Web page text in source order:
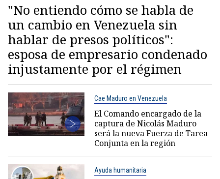
"No entiendo cómo se habla de
un cambio en Venezuela sin
hablar de presos políticos":
esposa de empresario condenado
injustamente por el régimen
Cae Maduro en Venezuela
El Comando encargado de la
captura de Nicolás Maduro
será la nueva Fuerza de Tarea
Conjunta en la región
Ayuda humanitaria